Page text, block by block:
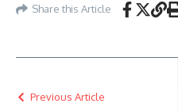
Share this Article
Previous Article